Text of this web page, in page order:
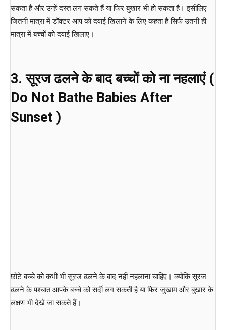
सकता है और उन्हें दस्त लग सकते हैं या फिर बुखार भी हो सकता है। इसीलिए
जितनी मात्रा में डॉक्टर आप को दवाई खिलाने के लिए कहता है सिर्फ उतनी ही
मात्रा में बच्चों को दवाई खिलाए।
3. सूरज ढलने के बाद बच्चों को ना नहलाएं (
Do Not Bathe Babies After
Sunset )
छोटे बच्चे को कभी भी सूरज ढलने के बाद नहीं नहलाना चाहिए। क्योंकि सूरज
ढलने के पश्चात आपके बच्चे को सर्दी लग सकती है या फिर जुखाम और बुखार के
लक्षण भी देखे जा सकते हैं।